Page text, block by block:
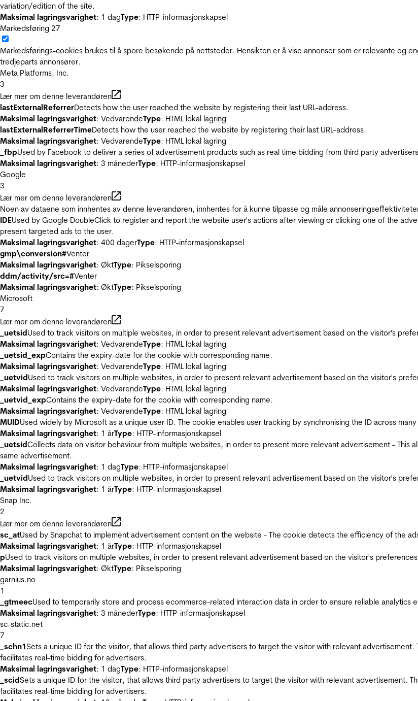
variation/edition of the site.
Maksimal lagringsvarighet: 1 dagType: HTTP-informasjonskapsel
Markedsføring 27
Markedsførings-cookies brukes til å spore besøkende på nettsteder. Hensikten er å vise annonser som er relevante og
tredjeparts annonsører.
Meta Platforms, Inc.
3
Lær mer om denne leverandøren
lastExternalReferrerDetects how the user reached the website by registering their last URL-address.
Maksimal lagringsvarighet: VedvarendeType: HTML lokal lagring
lastExternalReferrerTimeDetects how the user reached the website by registering their last URL-address.
Maksimal lagringsvarighet: VedvarendeType: HTML lokal lagring
_fbpUsed by Facebook to deliver a series of advertisement products such as real time bidding from third party
Maksimal lagringsvarighet: 3 månederType: HTTP-informasjonskapsel
Google
3
Lær mer om denne leverandøren
Noen av dataene som innhentes av denne leverandøren, innhentes for å kunne tilpasse og måle
IDEUsed by Google DoubleClick to register and report the website user's actions after viewing or clicking one of the
present targeted ads to the user.
Maksimal lagringsvarighet: 400 dagerType: HTTP-informasjonskapsel
gmp\conversion#Venter
Maksimal lagringsvarighet: ØktType: Pikselsporing
ddm/activity/src=#Venter
Maksimal lagringsvarighet: ØktType: Pikselsporing
Microsoft
7
Lær mer om denne leverandøren
_uetsidUsed to track visitors on multiple websites, in order to present relevant advertisement based on the visitor's
Maksimal lagringsvarighet: VedvarendeType: HTML lokal lagring
_uetsid_expContains the expiry-date for the cookie with corresponding name.
Maksimal lagringsvarighet: VedvarendeType: HTML lokal lagring
_uetvidUsed to track visitors on multiple websites, in order to present relevant advertisement based on the visitor's
Maksimal lagringsvarighet: VedvarendeType: HTML lokal lagring
_uetvid_expContains the expiry-date for the cookie with corresponding name.
Maksimal lagringsvarighet: VedvarendeType: HTML lokal lagring
MUIDUsed widely by Microsoft as a unique user ID. The cookie enables user tracking by synchronising the ID across
Maksimal lagringsvarighet: 1 årType: HTTP-informasjonskapsel
_uetsidCollects data on visitor behaviour from multiple websites, in order to present more relevant advertisement - This
same advertisement.
Maksimal lagringsvarighet: 1 dagType: HTTP-informasjonskapsel
_uetvidUsed to track visitors on multiple websites, in order to present relevant advertisement based on the visitor's
Maksimal lagringsvarighet: 1 årType: HTTP-informasjonskapsel
Snap Inc.
2
Lær mer om denne leverandøren
sc_atUsed by Snapchat to implement advertisement content on the website - The cookie detects the efficiency of the
Maksimal lagringsvarighet: 1 årType: HTTP-informasjonskapsel
pUsed to track visitors on multiple websites, in order to present relevant advertisement based on the visitor's
Maksimal lagringsvarighet: ØktType: Pikselsporing
garnius.no
1
_gtmeecUsed to temporarily store and process ecommerce-related interaction data in order to ensure reliable analytics
Maksimal lagringsvarighet: 3 månederType: HTTP-informasjonskapsel
sc-static.net
7
_schn1Sets a unique ID for the visitor, that allows third party advertisers to target the visitor with relevant
facilitates real-time bidding for advertisers.
Maksimal lagringsvarighet: 1 dagType: HTTP-informasjonskapsel
_scidSets a unique ID for the visitor, that allows third party advertisers to target the visitor with relevant advertisement.
facilitates real-time bidding for advertisers.